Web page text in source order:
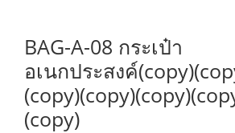
BAG-A-08 กระเป๋า
อเนกประสงค์
(copy)